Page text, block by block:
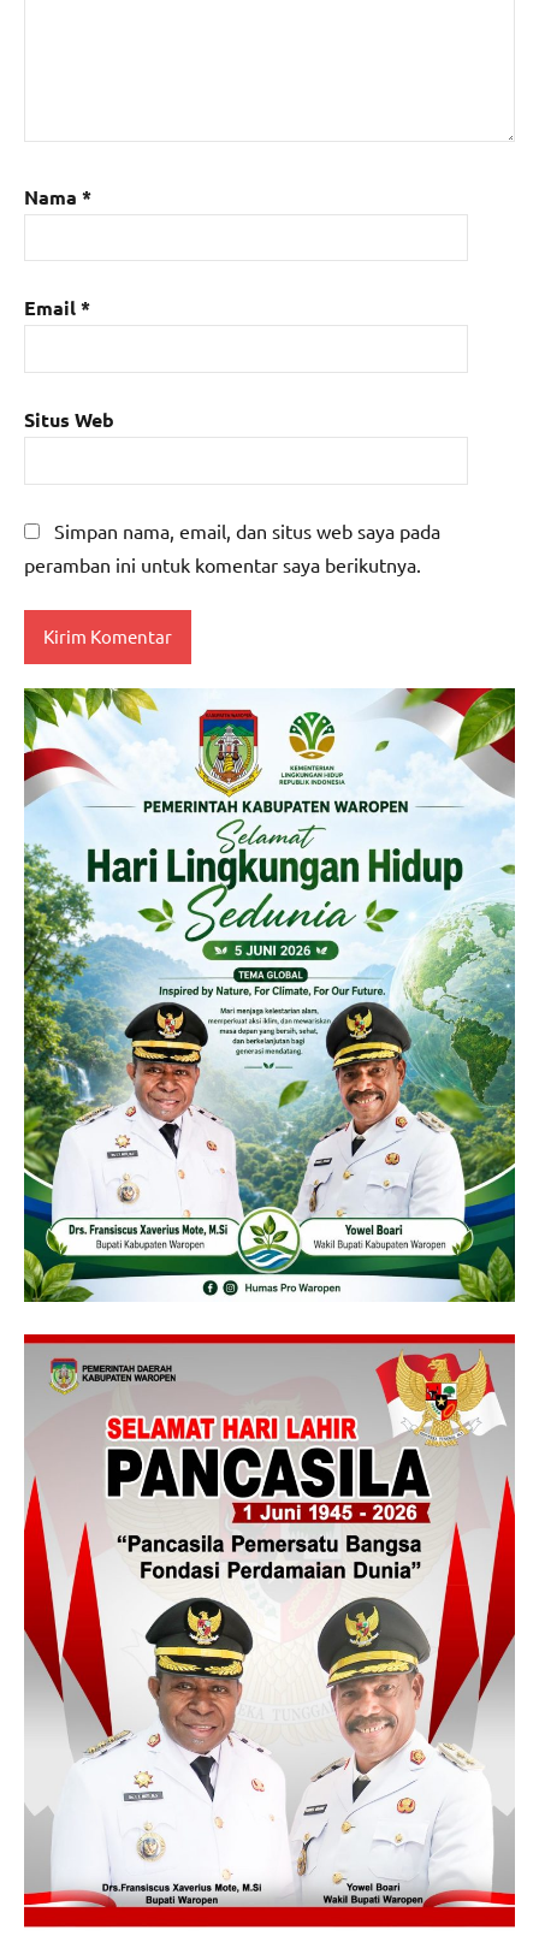
Nama *
Email*
Situs Web
Simpan nama, email, dan situs web saya pada
peramban ini untuk komentar saya berikutnya.